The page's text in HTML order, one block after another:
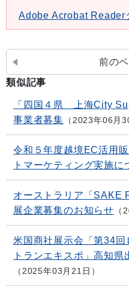
Adobe Acrobat Reader
前の
類似記事
「四国４県 上海City
事業者募集
2023年06月
令和５年度越境EC活用
トマーケティング実施に
オーストラリア「SAKE
展企業募集のお知らせ
米国商社展示会「第34回
トランエキスポ」高知
2025年03月21日